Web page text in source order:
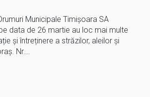
Municipale Timișoara SA
data de 26 martie au loc mai multe
și întreținere a străzilor, aleilor și
Nr….